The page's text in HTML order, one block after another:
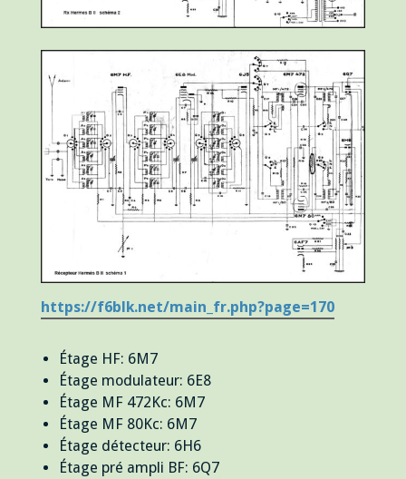
https://f6blk.net/main_fr.php?page=170
Étage HF: 6M7
Étage modulateur: 6E8
Étage MF 472Kc: 6M7
Étage MF 80Kc: 6M7
Étage détecteur: 6H6
Étage pré ampli BF: 6Q7